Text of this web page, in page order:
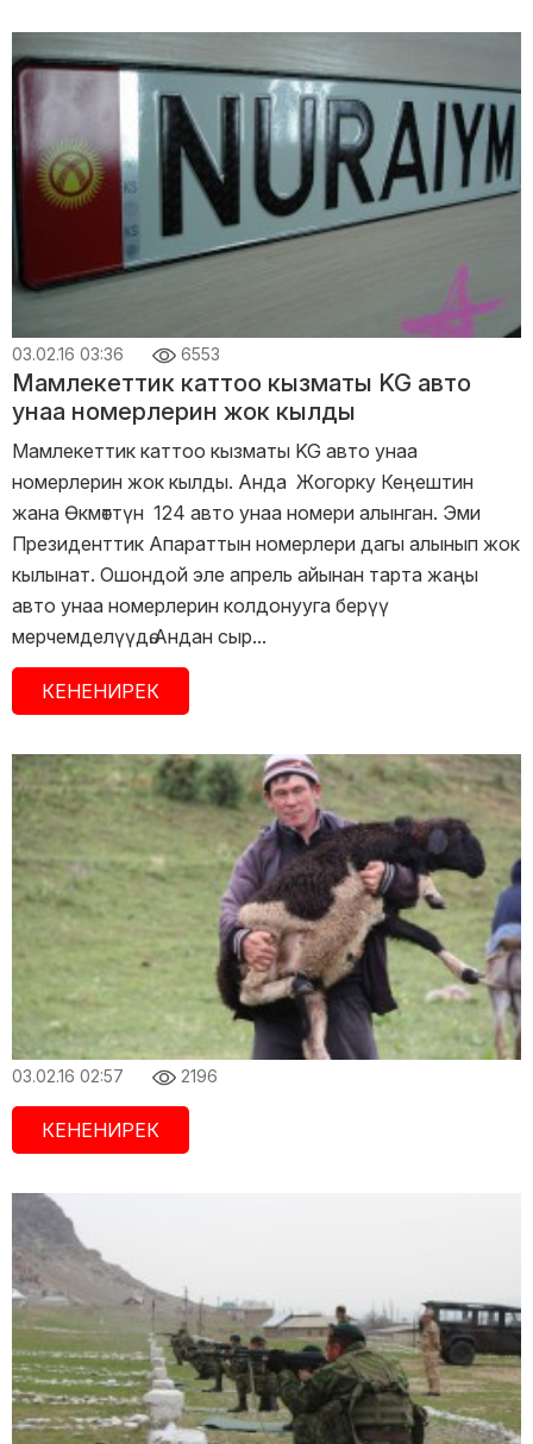
03.02.16 03:36 6553
Мамлекеттик каттоо кызматы KG авто
унаа номерлерин жок кылды
Мамлекеттик каттоо кызматы KG авто унаа
номерлерин жок кылды. Анда Жогорку Кеңештин
жана Өкмөттүн 124 авто унаа номери алынган. Эми
Президенттик Апараттын номерлери дагы алынып жок
кылынат. Ошондой эле апрель айынан тарта жаңы
авто унаа номерлерин колдонууга берүү
мерчемделүүдө.Андан сыр...
КЕНЕНИРЕК
03.02.16 02:57 2196
КЕНЕНИРЕК